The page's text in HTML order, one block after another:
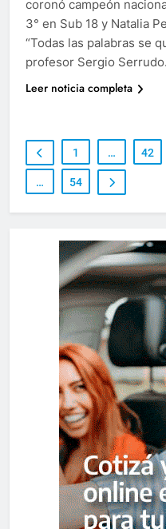
coronó campeón
3° en Sub 18 y Natalia
“Todas las palabras se
profesor Sergio
Leer noticia completa
1 … 42
… 54